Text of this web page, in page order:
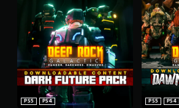
PS5
PS4
PS5
PS4